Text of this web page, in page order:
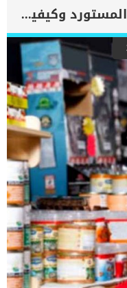
ما هي الألعاب التي
عن هذا السؤال سوف نتعرف
يمكن أن تلعبها القطط حسب رأي خبراء
الرؤية عن قرب بكفاءه عالية
من بعيد لذلك ستلاحظ أن
طويلة حيث أن القطط
عن بعد. على سبيل المثال
على بعد 30 متر حتى إذا كان الضوء خافت كما
مواصفات دراي فود الكلاب المستورد وكيفية فهمها